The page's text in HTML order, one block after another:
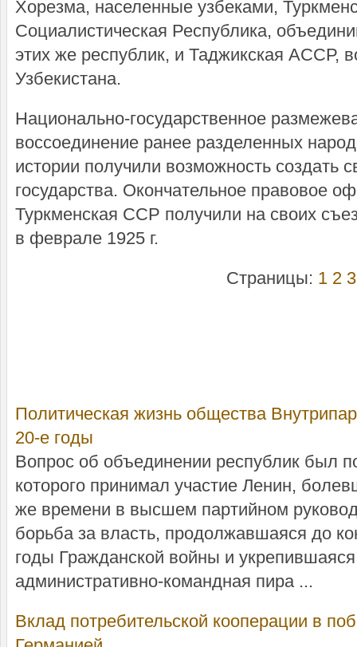
Хорезма, населенные узбеками,
Социалистическая Республика,
этих же республик, и Таджикская АССР,
Узбекистана.
Национально-государственное
воссоединение ранее разделенных
истории получили возможность создать
государства. Окончательное правовое
Туркменская ССР получили на своих
в феврале 1925 г.
Страницы: 1 2 3
Политическая жизнь общества
20‑е годы
Вопрос об объединении республик был
которого принимал участие Ленин,
же времени в высшем партийном
борьба за власть, продолжавшаяся до
годы Гражданской войны и
административно‑командная пира ...
Вклад потребительской кооперации в